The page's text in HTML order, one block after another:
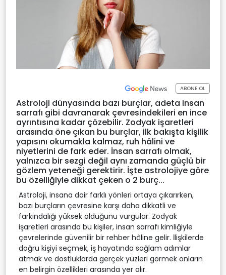
ABONE OL
Astroloji dünyasında bazı burçlar, adeta insan
sarrafı gibi davranarak çevresindekileri en ince
ayrıntısına kadar çözebilir. Zodyak işaretleri
arasında öne çıkan bu burçlar, ilk bakışta kişilik
yapısını okumakla kalmaz, ruh hâlini ve
niyetlerini de fark eder. İnsan sarrafı olmak,
yalnızca bir sezgi değil aynı zamanda güçlü bir
gözlem yeteneği gerektirir. İşte astrolojiye göre
bu özelliğiyle dikkat çeken o 2 burç...
Astroloji, insana dair farklı yönleri ortaya çıkarırken,
bazı burçların çevresine karşı daha dikkatli ve
farkındalığı yüksek olduğunu vurgular. Zodyak
işaretleri arasında bu kişiler, insan sarrafı kimliğiyle
çevrelerinde güvenilir bir rehber hâline gelir. İlişkilerde
doğru kişiyi seçmek, iş hayatında sağlam adımlar
atmak ve dostluklarda gerçek yüzleri görmek onların
en belirgin özellikleri arasında yer alır.